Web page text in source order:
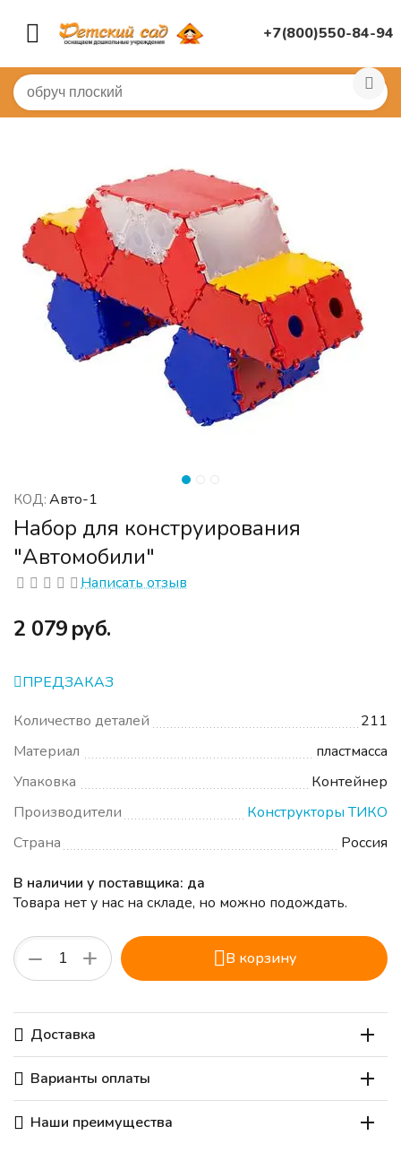
+7(800)550-84-94
Главная / ИГРУШКИ ДЛЯ ДЕТСКОГО САДА
КОД: Авто-1
Набор для конструирования
"Автомобили"
Написать отзыв
‍2 079‍руб.
ПРЕДЗАКАЗ
Количество деталей
211
Материал
пластмасса
Упаковка
Контейнер
Производители
Конструкторы ТИКО
Страна
Россия
В наличии у поставщика: да
Товара нет у нас на складе, но можно подождать.
+
− В корзину
Доставка
Варианты оплаты
Наши преимущества